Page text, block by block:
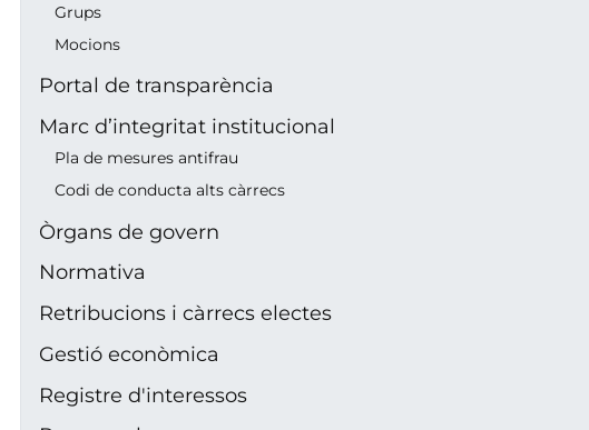
Grups
Mocions
Portal de transparència
Marc d’integritat institucional
Pla de mesures antifrau
Codi de conducta alts càrrecs
Òrgans de govern
Normativa
Retribucions i càrrecs electes
Gestió econòmica
Registre d'interessos